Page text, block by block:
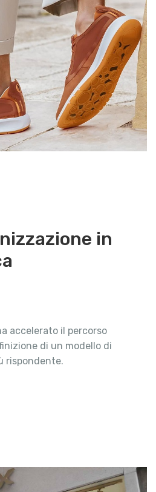
in
accelerato il percorso
di un modello di
rispondente.